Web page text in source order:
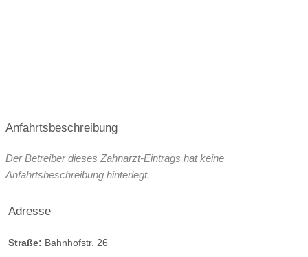
Anfahrtsbeschreibung
Der Betreiber dieses Zahnarzt-Eintrags hat keine
Anfahrtsbeschreibung hinterlegt.
Adresse
Straße: Bahnhofstr. 26